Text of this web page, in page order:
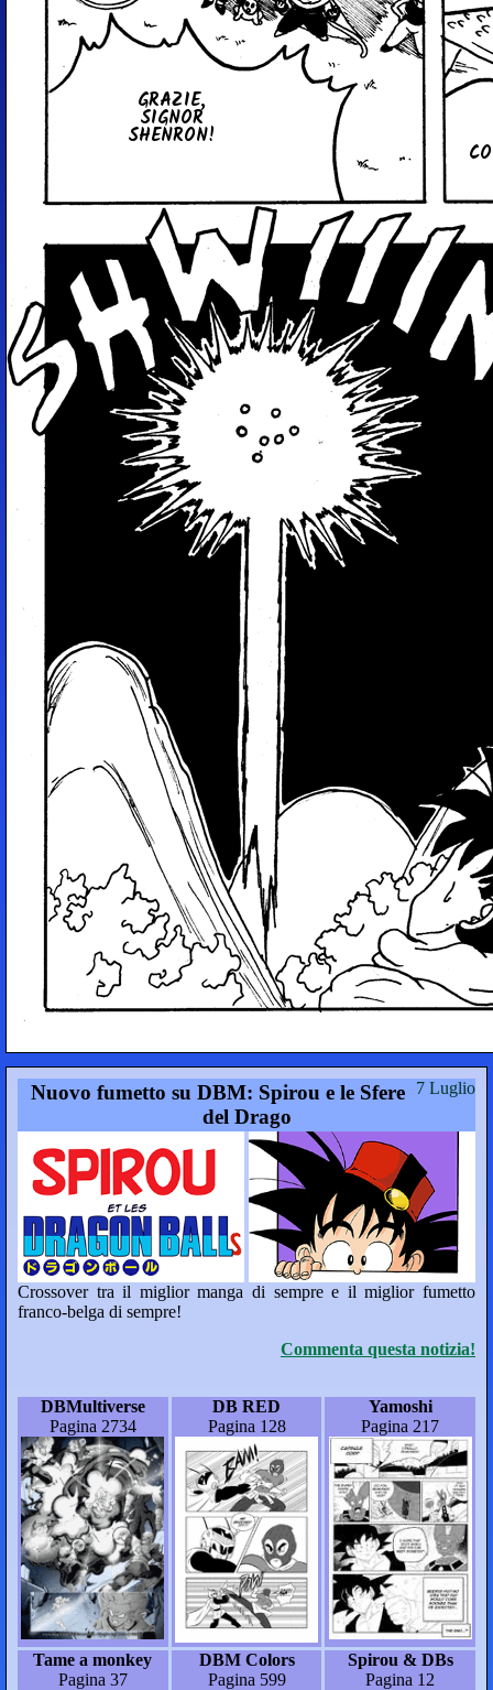
GRAZIE,
SIGNOR
SHENRON!
7 Luglio
Nuovo fumetto su DBM: Spirou e le Sfere
del Drago
Crossover tra il miglior manga di sempre e il miglior fumetto
franco-belga di sempre!
Commenta questa notizia!
DBMultiverse
Pagina 2734
DB RED
Pagina 128
Yamoshi
Pagina 217
Tame a monkey
Pagina 37
DBM Colors
Pagina 599
Spirou & DBs
Pagina 12